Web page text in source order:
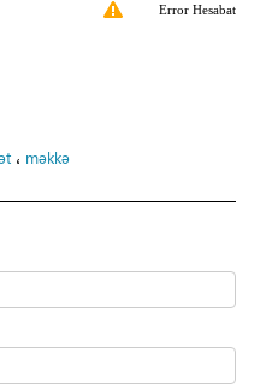
Error Hesabat
، məkkə